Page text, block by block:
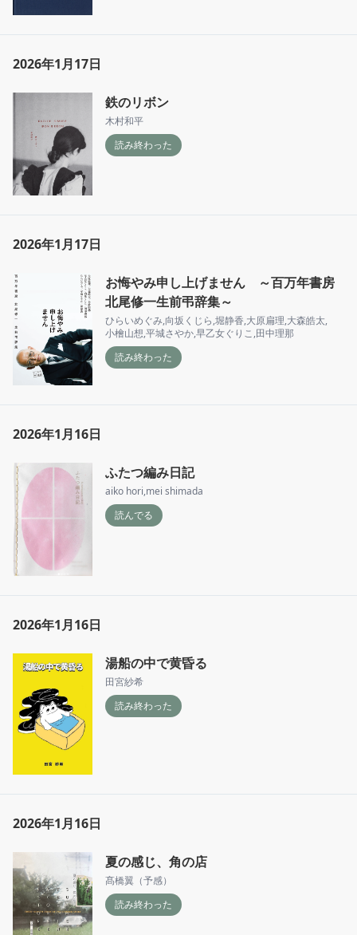
2026年1月17日
鉄のリボン
木村和平
読み終わった
2026年1月17日
お悔やみ申し上げません ～百万年書房
北尾修一生前弔辞集～
ひらいめぐみ,向坂くじら,堀静香,大原扁理,大森皓太,
小檜山想,平城さやか,早乙女ぐりこ ,田中理那
読み終わった
2026年1月16日
ふたつ編み日記
aiko hori,mei shimada
読んでる
2026年1月16日
湯船の中で黄昏る
田宮紗希
読み終わった
2026年1月16日
夏の感じ、角の店
髙橋翼（予感）
読み終わった